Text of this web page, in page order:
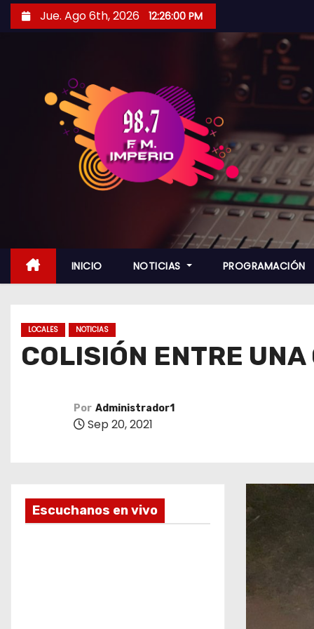
i
Jue. Ago 6th, 2026 12:26:02 PM
INICIO NOTICIAS PROGRAMACIÓN
LOCALES NOTICIAS
COLISIÓN ENTRE
Por Administrador1
Sep 20, 2021
Escuchanos en vivo